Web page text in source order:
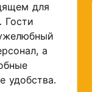
для
Гости
а
удобства.